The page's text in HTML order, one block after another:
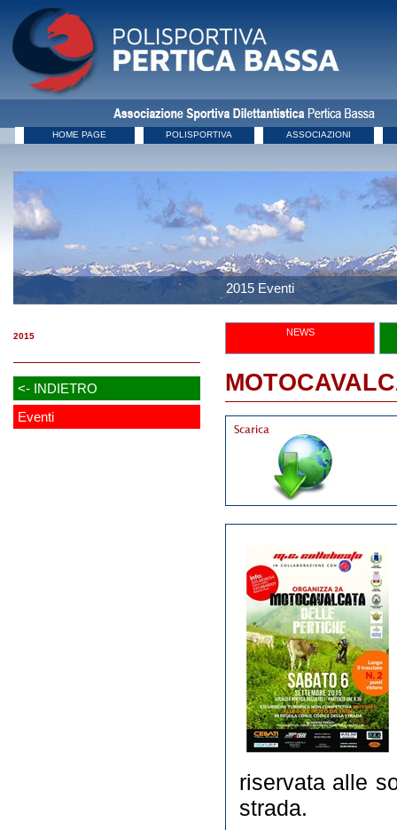
HOME PAGE POLISPORTIVA ASSOCIAZIONI
2015 Eventi
2015
<- INDIETRO
Eventi
NEWS
riservata alle
strada.